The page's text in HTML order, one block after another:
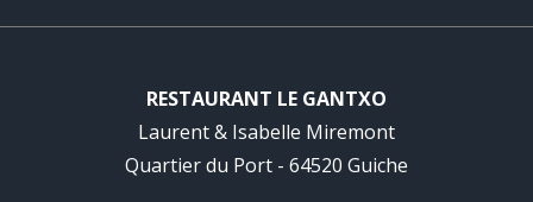
RESTAURANT LE GANTXO
Laurent & Isabelle Miremont
Quartier du Port - 64520 Guiche